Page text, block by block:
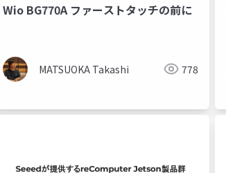
Wio BG770A ファーストタッチの前に
MATSUOKA Takashi 778